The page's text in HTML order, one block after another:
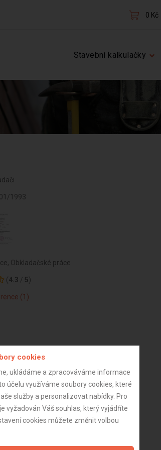
0 Kč
Stavební kalkulačky
1993
Obkladačské práce
( 4.3 / 5)
(1)
cookies
ukládáme a zpracováváme informace
účelu využíváme soubory cookies, které
služby a personalizovat nabídky. Pro
vyžadován Váš souhlas, který vyjádříte
cookies můžete změnit volbou